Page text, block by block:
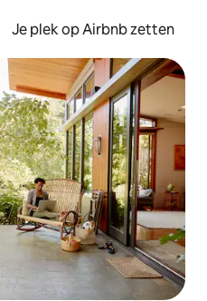
Je plek op Airbnb zetten